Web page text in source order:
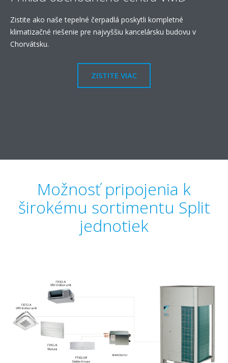
Zistite ako naše tepelné čerpadlá poskytli kompletné
klimatizačné riešenie pre najvyššiu kancelársku budovu v
Chorvátsku.
ZISTITE VIAC
Možnosť pripojenia k
širokému sortimentu Split
jednotiek